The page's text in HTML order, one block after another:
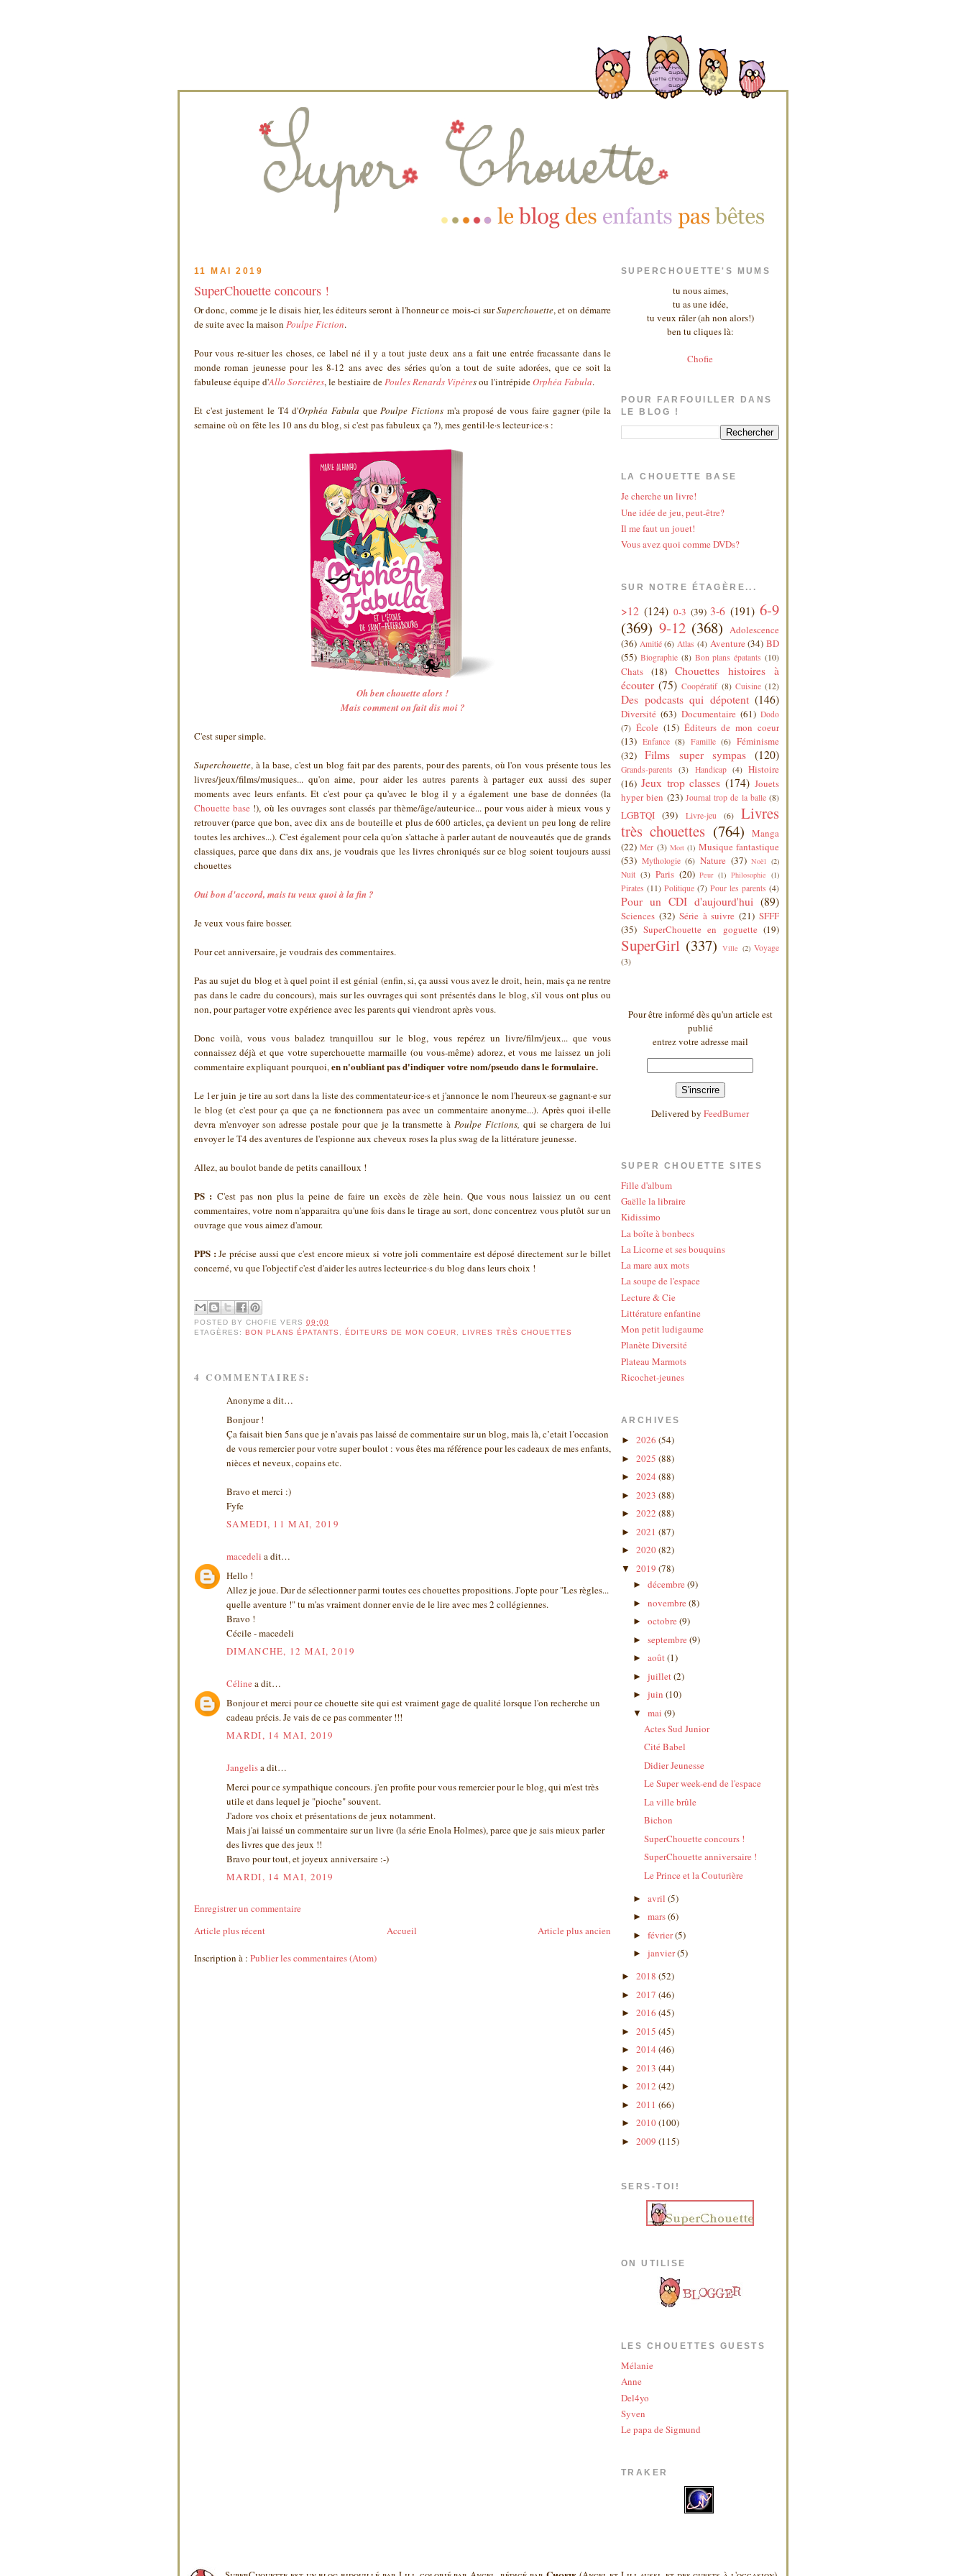
11 MAI 2019
SuperChouette concours !
Or donc, comme je le disais hier, les éditeurs seront à l'honneur ce mois-ci surSuperchouette, et on démarre
de suite avec la maison Poulpe Fiction.
Pour vous re-situer les choses, ce label né il y a tout juste deux ans a fait une entrée fracassante dans le
monde roman jeunesse pour les 8-12 ans avec des séries qu'on a tout de suite adorées, que ce soit la
fabuleuse équipe d'Allo Sorcières, le bestiaire dePoules Renards Vipèresou l'intrépideOrphéa Fabula.
Et c'est justement le T4 d'Orphéa Fabula quePoulpe Fictionsm'a proposé de vous faire gagner (pile la
semaine où on fête les 10 ans du blog, si c'est pas fabuleux ça ?), mes gentil·le·s lecteur·ice·s :
Oh ben chouette alors !
Mais comment on fait dis moi ?
C'est super simple.
Superchouette, à la base, c'est un blog fait par des parents, pour des parents, où l'on vous présente tous les
livres/jeux/films/musiques... qu'on aime, pour aider les autres parents à partager eux aussi des super
moments avec leurs enfants. Et c'est pour ça qu'avec le blog il y a également une base de données (la
Chouette base !), où les ouvrages sont classés par thème/âge/auteur·ice... pour vous aider à mieux vous y
retrouver (parce que bon, avec dix ans de bouteille et plus de 600 articles, ça devient un peu long de relire
toutes les archives...). C'est également pour cela qu'on s'attache à parler autant de nouveautés que de grands
classiques, parce que dans dix ans, je voudrais que les livres chroniqués sur ce blog soient toujours aussi
chouettes
Oui bon d'accord, mais tu veux quoi à la fin ?
Je veux vous faire bosser.
Pour cet anniversaire, je voudrais des commentaires.
Pas au sujet du blog et à quel point il est génial (enfin, si, ça aussi vous avez le droit, hein, mais ça ne rentre
pas dans le cadre du concours), mais sur les ouvrages qui sont présentés dans le blog, s'il vous ont plus ou
non, pour partager votre expérience avec les parents qui viendront après vous.
Donc voilà, vous vous baladez tranquillou sur le blog, vous repérez un livre/film/jeux... que vous
connaissez déjà et que votre superchouette marmaille (ou vous-même) adorez, et vous me laissez un joli
commentaire expliquant pourquoi,en n'oubliant pas d'indiquer votre nom/pseudo dans le formulaire.
Le 1er juin je tire au sort dans la liste des commentateur·ice·s et j'annonce le nom l'heureux·se gagnant·e sur
le blog (et c'est pour ça que ça ne fonctionnera pas avec un commentaire anonyme...). Après quoi il·elle
devra m'envoyer son adresse postale pour que je la transmette àPoulpe Fictions, qui se chargera de lui
envoyer le T4 des aventures de l'espionne aux cheveux roses la plus swag de la littérature jeunesse.
Allez, au boulot bande de petits canailloux !
PS :C'est pas non plus la peine de faire un excès de zèle hein. Que vous nous laissiez un ou cent
commentaires, votre nom n'apparaitra qu'une fois dans le tirage au sort, donc concentrez vous plutôt sur un
ouvrage que vous aimez d'amour.
PPS :Je précise aussi que c'est encore mieux si votre joli commentaire est déposé directement sur le billet
concerné, vu que l'objectif c'est d'aider les autres lecteur·rice·s du blog dans leurs choix !
POSTED BYCHOFIE VERS09:00
ETAGÈRES:BON PLANS ÉPATANTS ,ÉDITEURS DE MON COEUR LIVRES TRÈS CHOUETTES
4 COMMENTAIRES:
Anonyme a dit…
Bonjour !
Ça faisait bien 5ans que je n’avais pas laissé de commentaire sur un blog, mais là, c’etait l’occasion
de vous remercier pour votre super boulot : vous êtes ma référence pour les cadeaux de mes enfants,
nièces et neveux, copains etc.
Bravo et merci :)
Fyfe
SAMEDI, 11 MAI, 2019
macedeli a dit…
Hello !
Allez je joue. Dur de sélectionner parmi toutes ces chouettes propositions. J'opte pour "Les règles...
quelle aventure !" tu m'as vraiment donner envie de le lire avec mes 2 collégiennes.
Bravo !
Cécile - macedeli
DIMANCHE, 12 MAI, 2019
Céline a dit…
Bonjour et merci pour ce chouette site qui est vraiment gage de qualité lorsque l'on recherche un
cadeau précis. Je vais de ce pas commenter !!!
MARDI, 14 MAI, 2019
Jangelisa dit…
Merci pour ce sympathique concours. j'en profite pour vous remercier pour le blog, qui m'est très
utile et dans lequel je "pioche" souvent.
J'adore vos choix et présentations de jeux notamment.
Mais j'ai laissé un commentaire sur un livre (la série Enola Holmes), parce que je sais mieux parler
des livres que des jeux !!
Bravo pour tout, et joyeux anniversaire :-)
MARDI, 14 MAI, 2019
Enregistrer un commentaire
Article plus récent
Article plus ancien
Accueil
Inscription à : Publier les commentaires (Atom)
SUPERCHOUETTE'S MUMS
tu nous aimes,
tu as une idée,
tu veux râler (ah non alors!)
ben tu cliques là:
Chofie
POUR FARFOUILLER DANS
LE BLOG !
LA CHOUETTE BASE
Je cherche un livre!
Une idée de jeu, peut-être?
Il me faut un jouet!
Vous avez quoi comme DVDs?
SUR NOTRE ÉTAGÈRE...
>12 (124) 0-3 (39) 3-6 (191) 6-9
(369) 9-12 (368)
Adolescence
(36) Amitié (6) Atlas (4) Aventure (34) BD
(55) Biographie (8) Bon plans épatants (10)
Chats (18)
Chouettes histoires à
écouter (75) Coopératif (8) Cuisine (12)
Des podcasts qui dépotent (146)
Diversité (63) Documentaire (61) Dodo
(7) École (15) Éditeurs de mon coeur
(13) Enfance (8) Famille (6) Féminisme
(32)
Films super sympas (120)
Grands-parents (3) Handicap (4) Histoire
(16) Jeux trop classes (174) Jouets
hyper bien (23) Journal trop de la balle (8)
LGBTQI (39) Livre-jeu (6)
Livres
très chouettes (764)
Manga
(22) Mer (3) Mort (1) Musique fantastique
(53) Mythologie (6) Nature (37) Noël (2)
Nuit (3) Paris (20) Peur (1) Philosophie (1)
Pirates (11) Politique (7) Pour les parents (4)
Pour un CDI d'aujourd'hui (89)
Sciences (32) Série à suivre (21) SFFF
(35) SuperChouette en goguette (19)
SuperGirl (337) Ville (2) Voyage
(3)
Pour être informé dès qu'un article est
publié
entrez votre adresse mail
Delivered by FeedBurner
SUPER CHOUETTE SITES
Fille d'album
Gaëlle la libraire
Kidissimo
La boîte à bonbecs
La Licorne et ses bouquins
La mare aux mots
La soupe de l'espace
Lecture & Cie
Littérature enfantine
Mon petit ludigaume
Planète Diversité
Plateau Marmots
Ricochet-jeunes
ARCHIVES
► 2026 (54)
► 2025 (88)
► 2024 (88)
► 2023 (88)
► 2022 (88)
► 2021 (87)
► 2020(82)
▼ 2019 (78)
► décembre (9)
► novembre (8)
► octobre (9)
► septembre (9)
► août(1)
► juillet (2)
► juin (10)
▼ mai (9)
Actes Sud Junior
Cité Babel
Didier Jeunesse
Le Super week-end de l'espace
La ville brûle
Bichon
SuperChouette concours !
SuperChouette anniversaire !
Le Prince et la Couturière
► avril (5)
► mars(6)
► février(5)
► janvier(5)
► 2018 (52)
► 2017 (46)
► 2016 (45)
► 2015 (45)
► 2014 (46)
► 2013 (44)
► 2012 (42)
► 2011 (66)
► 2010(100)
► 2009 (115)
SERS-TOI!
ON UTILISE
LES CHOUETTES GUESTS
Mélanie
Anne
Del4yo
Syven
Le papa de Sigmund
TRAKER